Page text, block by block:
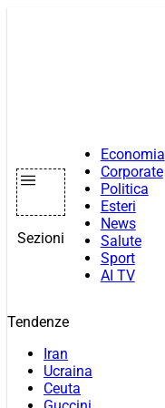
Sezioni
Economia
Corporate
Politica
Esteri
News
Salute
Sport
AI TV
Tendenze
Iran
Ucraina
Ceuta